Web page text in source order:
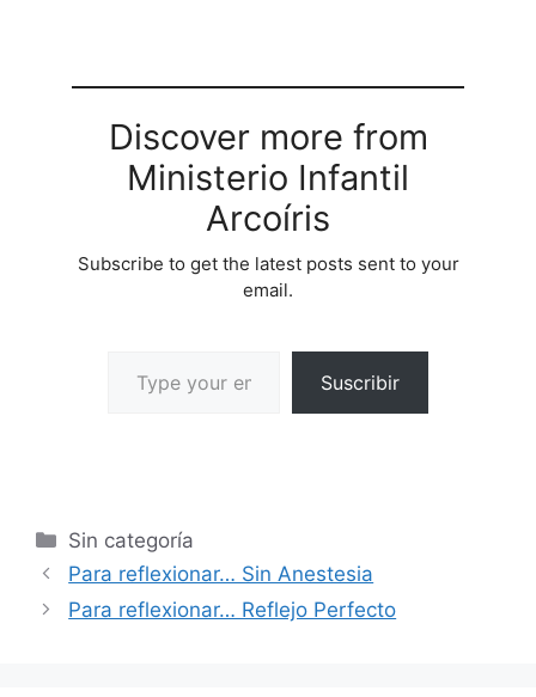
Discover more from
Ministerio Infantil
Arcoíris
Subscribe to get the latest posts sent to your
email.
Suscribir
Sin categoría
Para reflexionar… Sin Anestesia
Para reflexionar… Reflejo Perfecto